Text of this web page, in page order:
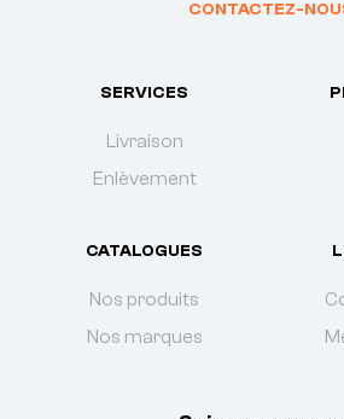
CONTACTEZ-
SERVICES
Livraison
Enlèvement
CATALOGUES
Nos produits
Nos marques